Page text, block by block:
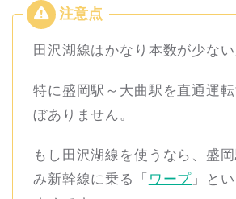
田沢湖線はかなり本数が少ない
特に盛岡駅～大曲駅を直通運
ぼありません。
もし田沢湖線を使うなら、盛
み新幹線に乗る「 ワープ 」と